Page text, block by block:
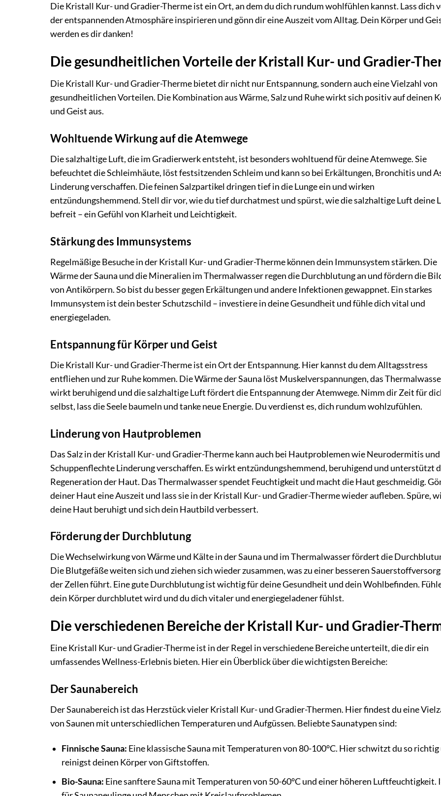
Die Kristall Kur- und Gradier-Therme ist ein Ort, an dem du dich rundum wohlfühlen kannst. Lass dich
der entspannenden Atmosphäre inspirieren und gönn dir eine Auszeit vom Alltag. Dein Körper und
werden es dir danken!
Die gesundheitlichen Vorteile der Kristall Kur- und Gradier-
Die Kristall Kur- und Gradier-Therme bietet dir nicht nur Entspannung, sondern auch eine Vielzahl von
gesundheitlichen Vorteilen. Die Kombination aus Wärme, Salz und Ruhe wirkt sich positiv auf deinen
und Geist aus.
Wohltuende Wirkung auf die Atemwege
Die salzhaltige Luft, die im Gradierwerk entsteht, ist besonders wohltuend für deine Atemwege. Sie
befeuchtet die Schleimhäute, löst festsitzenden Schleim und kann so bei Erkältungen, Bronchitis und
Linderung verschaffen. Die feinen Salzpartikel dringen tief in die Lunge ein und wirken
entzündungshemmend. Stell dir vor, wie du tief durchatmest und spürst, wie die salzhaltige Luft deine
befreit – ein Gefühl von Klarheit und Leichtigkeit.
Stärkung des Immunsystems
Regelmäßige Besuche in der Kristall Kur- und Gradier-Therme können dein Immunsystem stärken. Die
Wärme der Sauna und die Mineralien im Thermalwasser regen die Durchblutung an und fördern die
von Antikörpern. So bist du besser gegen Erkältungen und andere Infektionen gewappnet. Ein starkes
Immunsystem ist dein bester Schutzschild – investiere in deine Gesundheit und fühle dich vital und
energiegeladen.
Entspannung für Körper und Geist
Die Kristall Kur- und Gradier-Therme ist ein Ort der Entspannung. Hier kannst du dem Alltagsstress
entfliehen und zur Ruhe kommen. Die Wärme der Sauna löst Muskelverspannungen, das
wirkt beruhigend und die salzhaltige Luft fördert die Entspannung der Atemwege. Nimm dir Zeit für
selbst, lass die Seele baumeln und tanke neue Energie. Du verdienst es, dich rundum wohlzufühlen.
Linderung von Hautproblemen
Das Salz in der Kristall Kur- und Gradier-Therme kann auch bei Hautproblemen wie Neurodermitis und
Schuppenflechte Linderung verschaffen. Es wirkt entzündungshemmend, beruhigend und unterstützt
Regeneration der Haut. Das Thermalwasser spendet Feuchtigkeit und macht die Haut geschmeidig.
deiner Haut eine Auszeit und lass sie in der Kristall Kur- und Gradier-Therme wieder aufleben. Spüre,
deine Haut beruhigt und sich dein Hautbild verbessert.
Förderung der Durchblutung
Die Wechselwirkung von Wärme und Kälte in der Sauna und im Thermalwasser fördert die
Die Blutgefäße weiten sich und ziehen sich wieder zusammen, was zu einer besseren
der Zellen führt. Eine gute Durchblutung ist wichtig für deine Gesundheit und dein Wohlbefinden.
dein Körper durchblutet wird und du dich vitaler und energiegeladener fühlst.
Die verschiedenen Bereiche der Kristall Kur- und Gradier-
Eine Kristall Kur- und Gradier-Therme ist in der Regel in verschiedene Bereiche unterteilt, die dir ein
umfassendes Wellness-Erlebnis bieten. Hier ein Überblick über die wichtigsten Bereiche:
Der Saunabereich
Der Saunabereich ist das Herzstück vieler Kristall Kur- und Gradier-Thermen. Hier findest du eine
von Saunen mit unterschiedlichen Temperaturen und Aufgüssen. Beliebte Saunatypen sind:
Finnische Sauna: Eine klassische Sauna mit Temperaturen von 80-100°C. Hier schwitzt du so richtig
reinigst deinen Körper von Giftstoffen.
Bio-Sauna: Eine sanftere Sauna mit Temperaturen von 50-60°C und einer höheren Luftfeuchtigkeit.